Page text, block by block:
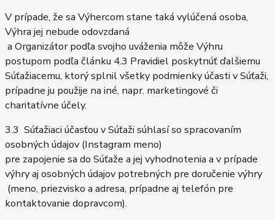
V prípade, že sa Výhercom stane taká vylúčená osoba,
Výhra jej nebude odovzdaná
a Organizátor podľa svojho uváženia môže Výhru
postupom podľa článku 4.3 Pravidiel poskytnúť ďalšiemu
Súťažiacemu, ktorý splnil všetky podmienky účasti v Súťaži,
prípadne ju použije na iné, napr. marketingové či
charitatívne účely.
3.3 Súťažiaci účasťou v Súťaži súhlasí so spracovaním
osobných údajov (Instagram meno)
pre zapojenie sa do Súťaže a jej vyhodnotenia a v prípade
výhry aj osobných údajov potrebných pre doručenie výhry
(meno, priezvisko a adresa, prípadne aj telefón pre
kontaktovanie dopravcom).